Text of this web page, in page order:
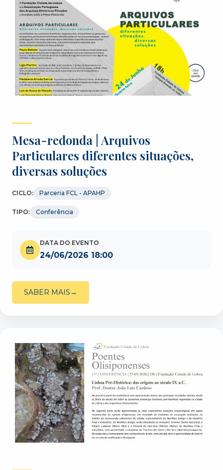
Mesa-redonda | Arquivos
Particulares diferentes situações,
diversas soluções
CICLO: Parceria FCL - APAHP
TIPO: Conferência
DATA DO EVENTO
24/06/2026 18:00
SABER MAIS